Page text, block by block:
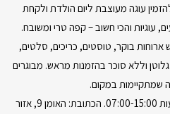
עוגה מעוצבת ליום הולדת ולקחת
עוגיות והכי חשוב – קפה טרי ומשובח.
בוקר, טוסטים, כריכים, סלטים,
גלוטן וללא סוכר בהזמנות מראש. מבוגרים
שמתקיימות במקום.
המקום כשר, פתוח בימים א'-ו' בין השעות 07:00-15:00. הכתובת: האומן 9, אזור